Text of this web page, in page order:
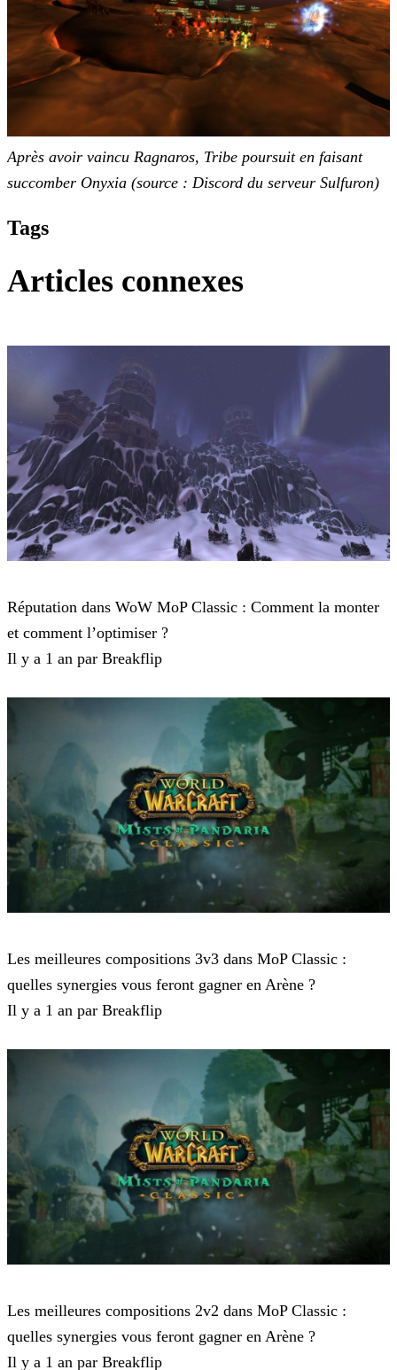
Après avoir vaincu Ragnaros, Tribe poursuit en faisant
succomber Onyxia (source : Discord du serveur Sulfuron)
Tags
Articles connexes
Réputation dans WoW MoP Classic : Comment la monter
et comment l’optimiser ?
Il y a 1 an par Breakflip
Les meilleures compositions 3v3 dans MoP Classic :
quelles synergies vous feront gagner en Arène ?
Il y a 1 an par Breakflip
Les meilleures compositions 2v2 dans MoP Classic :
quelles synergies vous feront gagner en Arène ?
Il y a 1 an par Breakflip